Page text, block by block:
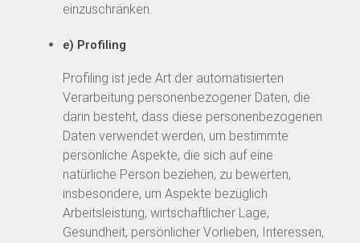
einzuschränken.
e) Profiling
Profiling ist jede Art der automatisierten
Verarbeitung personenbezogener Daten, die
darin besteht, dass diese personenbezogenen
Daten verwendet werden, um bestimmte
persönliche Aspekte, die sich auf eine
natürliche Person beziehen, zu bewerten,
insbesondere, um Aspekte bezüglich
Arbeitsleistung, wirtschaftlicher Lage,
Gesundheit, persönlicher Vorlieben, Interessen,